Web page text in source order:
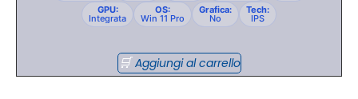
GPU:
Integrata
OS:
Win 11 Pro
Grafica:
No
Tech:
IPS
Aggiungi al carrello